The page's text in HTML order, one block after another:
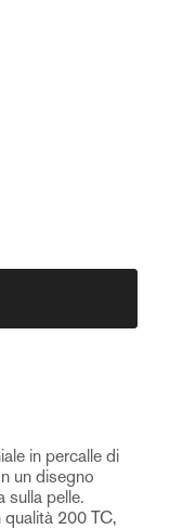
in percalle di
un disegno
sulla pelle.
200 TC,